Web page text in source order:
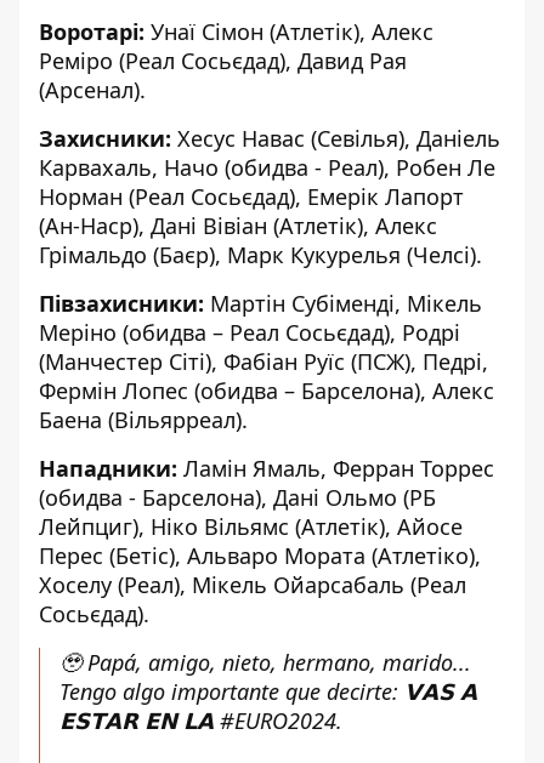
Воротарі: Унаї Сімон (Атлетік), Алекс
Реміро (Реал Сосьєдад), Давид Рая
(Арсенал).
Захисники: Хесус Навас (Севілья), Даніель
Карвахаль, Начо (обидва - Реал), Робен Ле
Норман (Реал Сосьєдад), Емерік Лапорт
(Ан-Наср), Дані Вівіан (Атлетік), Алекс
Грімальдо (Баєр), Марк Кукурелья (Челсі).
Півзахисники: Мартін Субіменді, Мікель
Меріно (обидва – Реал Сосьєдад), Родрі
(Манчестер Сіті), Фабіан Руїс (ПСЖ), Педрі,
Фермін Лопес (обидва – Барселона), Алекс
Баена (Вільярреал).
Нападники: Ламін Ямаль, Ферран Торрес
(обидва - Барселона), Дані Ольмо (РБ
Лейпциг), Ніко Вільямс (Атлетік), Айосе
Перес (Бетіс), Альваро Мората (Атлетіко),
Хоселу (Реал), Мікель Ойарсабаль (Реал
Сосьєдад).
🥹 Papá, amigo, nieto, hermano, marido...
Tengo algo importante que decirte: 𝗩𝗔𝗦 𝗔
𝗘𝗦𝗧𝗔𝗥 𝗘𝗡 𝗟𝗔 #EURO2024.